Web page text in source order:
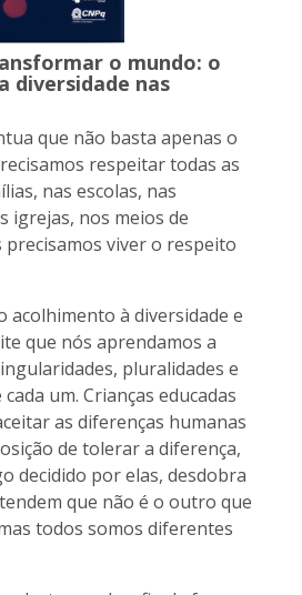
o mundo: o
diversidade nas
que não basta apenas o
respeitar todas as
nas escolas, nas
igrejas, nos meios de
precisamos viver o respeito
acolhimento à diversidade e
que nós aprendamos a
pluralidades e
um. Crianças educadas
as diferenças humanas
de tolerar a diferença,
decidido por elas, desdobra
que não é o outro que
todos somos diferentes